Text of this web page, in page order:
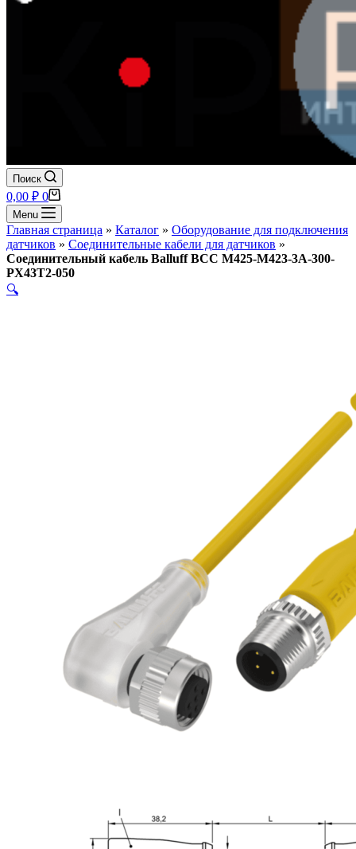
Поиск
Корзина
0,00 ₽ 0
Menu
Главная страница » Каталог » Оборудование для подключения
датчиков » Соединительные кабели для датчиков »
Соединительный кабель Balluff BCC M425-M423-3A-300-
PX43T2-050
🔍